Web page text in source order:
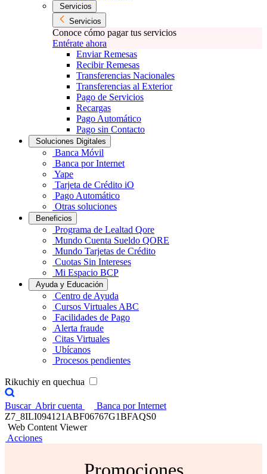
Servicios
Servicios
Conoce cómo pagar tus servicios
Entérate ahora
Enviar Remesas
Recibir Remesas
Transferencias Nacionales
Transferencias al Exterior
Pago de Servicios
Recargas
Pago Automático
Pago sin Contacto
Soluciones Digitales
Banca Móvil
Banca por Internet
Yape
Tarjeta de Crédito iO
Pago Automático
Otras soluciones
Beneficios
Programa de Lealtad Qore
Mundo Cuenta Sueldo QORE
Mundo Tarjetas de Crédito
Cuotas Sin Intereses
Mi Espacio BCP
Ayuda y Educación
Centro de Ayuda
Cursos Virtuales ABC
Facilidades de Pago
Alerta fraude
Citas Virtuales
Ubícanos
Procesos pendientes
Rikuchiy en quechua
Buscar Abrir cuenta
Banca por Internet
Z7_8ILI094121ABF06767G1BFAQS0
Web Content Viewer
Acciones